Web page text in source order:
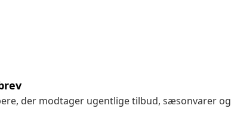
der modtager ugentlige tilbud, sæsonvarer og